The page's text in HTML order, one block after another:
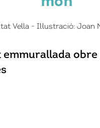
Vella - Il·lustració: Joan
emmurallada obre